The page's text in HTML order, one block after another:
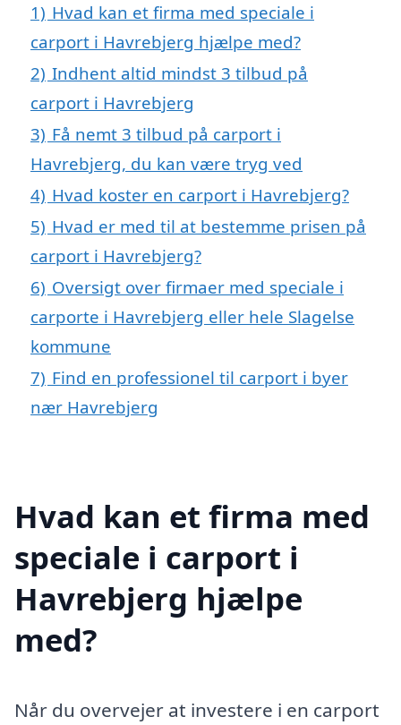
1) Hvad kan et firma med speciale i
carport i Havrebjerg hjælpe med?
2) Indhent altid mindst 3 tilbud på
carport i Havrebjerg
3) Få nemt 3 tilbud på carport i
Havrebjerg, du kan være tryg ved
4) Hvad koster en carport i Havrebjerg?
5) Hvad er med til at bestemme prisen på
carport i Havrebjerg?
6) Oversigt over firmaer med speciale i
carporte i Havrebjerg eller hele Slagelse
kommune
7) Find en professionel til carport i byer
nær Havrebjerg
Hvad kan et firma med
speciale i carport i
Havrebjerg hjælpe
med?
Når du overvejer at investere i en carport